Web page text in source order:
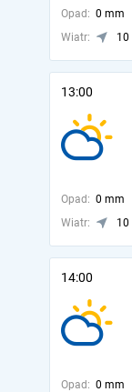
Opad: 0 mm
Wiatr:
10
13:00
Opad: 0 mm
Wiatr:
10
14:00
Opad: 0 mm